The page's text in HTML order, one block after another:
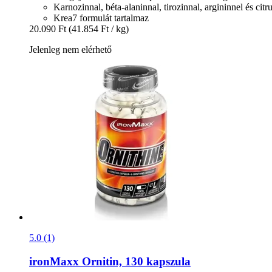
Karnozinnal, béta-alaninnal, tirozinnal, argininnel és
Krea7 formulát tartalmaz
20.090 Ft (41.854 Ft / kg)
Jelenleg nem elérhető
5.0 (1)
ironMaxx Ornitin, 130 kapszula